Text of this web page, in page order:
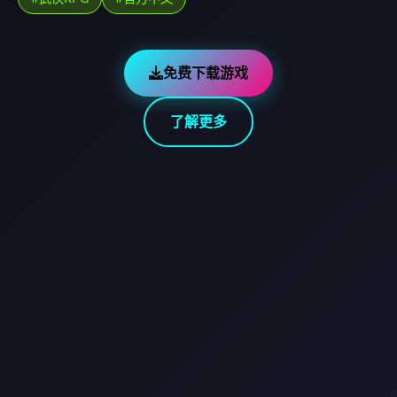
免费下载游戏
了解更多